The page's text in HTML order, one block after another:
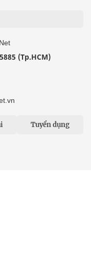
(Tp.HCM)
Tuyển dụng